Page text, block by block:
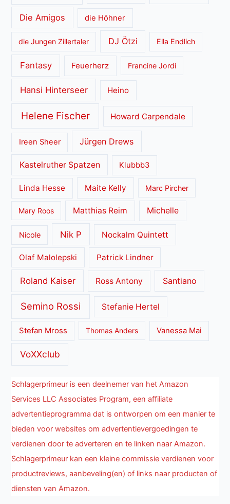
Die Amigos die Höhner
die Jungen Zillertaler DJ Ötzi Ella Endlich
Fantasy Feuerherz Francine Jordi
Hansi Hinterseer Heino
Helene Fischer Howard Carpendale
Ireen Sheer Jürgen Drews
Kastelruther Spatzen Klubbb3
Linda Hesse Maite Kelly Marc Pircher
Mary Roos Matthias Reim Michelle
Nicole Nik P Nockalm Quintett
Olaf Malolepski Patrick Lindner
Roland Kaiser Ross Antony Santiano
Semino Rossi Stefanie Hertel
Stefan Mross Thomas Anders Vanessa Mai
VoXXclub
Schlagerprimeur is een deelnemer van het Amazon
Services LLC Associates Program, een affiliate
advertentieprogramma dat is ontworpen om een manier te
bieden voor websites om advertentievergoedingen te
verdienen door te adverteren en te linken naar Amazon.
Schlagerprimeur kan een kleine commissie verdienen voor
productreviews, aanbeveling(en) of links naar producten of
diensten van Amazon.